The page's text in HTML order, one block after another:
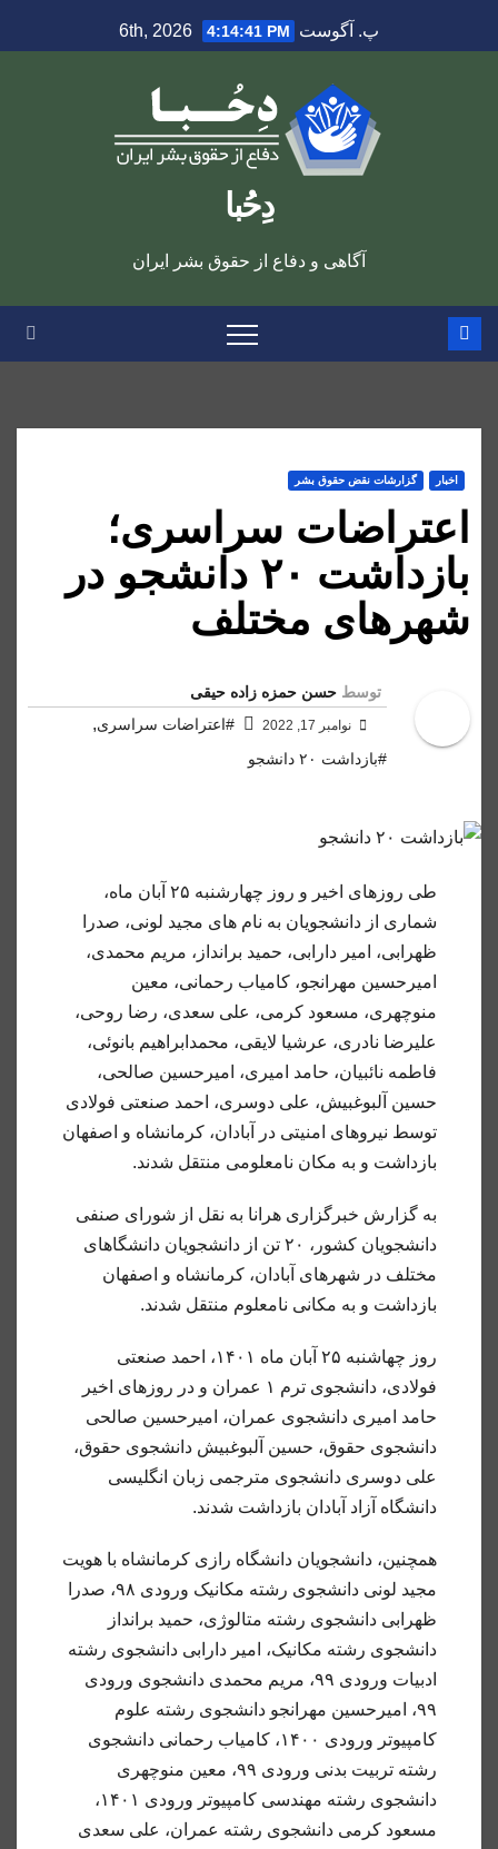
to
پ. آگوست 6th, 2026 4:14:41 PM
دِحُبا
آگاهی و دفاع از حقوق بشر ایران
اخبار گزارشات نقض حقوق بشر
اعتراضات سراسری؛
بازداشت ۲۰ دانشجو در
شهرهای مختلف
توسط حسن حمزه زاده حیقی
نوامبر 17, 2022 #اعتراضات سراسری,
#بازداشت ۲۰ دانشجو
طی روزهای اخیر و روز چهارشنبه ۲۵ آبان ماه،
شماری از دانشجویان به نام های مجید لونی، صدرا
ظهرابی، امیر دارابی، حمید برانداز، مریم محمدی،
امیرحسین مهرانجو، کامیاب رحمانی، معین
منوچهری، مسعود کرمی، علی سعدی، رضا روحی،
علیرضا نادری، عرشیا لایقی، محمدابراهیم بانوئی،
فاطمه نائبیان، حامد امیری، امیرحسین صالحی،
حسین آلبوغبیش، علی دوسری، احمد صنعتی‌ فولادی
توسط نیروهای امنیتی در آبادان، کرمانشاه و اصفهان
بازداشت و به مکان نامعلومی منتقل شدند.
به گزارش خبرگزاری هرانا به نقل از شورای صنفی
دانشجویان کشور، ۲۰ تن از دانشجویان دانشگاهای
مختلف در شهرهای آبادان، کرمانشاه و اصفهان
بازداشت و به مکانی نامعلوم منتقل شدند.
روز چهاشنبه ۲۵ آبان ماه ۱۴۰۱، احمد صنعتی‌
فولادی، دانشجوی ترم ۱ عمران و در روزهای اخیر
حامد امیری دانشجوی عمران، امیرحسین صالحی
دانشجوی حقوق، حسین آلبوغبیش دانشجوی حقوق،
علی دوسری دانشجوی مترجمی زبان انگلیسی
دانشگاه آزاد آبادان بازداشت شدند.
همچنین، دانشجویان دانشگاه رازی کرمانشاه با هویت
مجید لونی دانشجوی رشته‌ مکانیک ورودی ۹۸، صدرا
ظهرابی دانشجوی رشته‌ متالوژی، حمید برانداز
دانشجوی رشته‌ مکانیک، امیر دارابی دانشجوی رشته
ادبیات ورودی ۹۹، مریم محمدی دانشجوی ورودی
۹۹، امیرحسین مهرانجو دانشجوی رشته‌ علوم
کامپیوتر ورودی ۱۴۰۰، کامیاب رحمانی دانشجوی
رشته تربیت بدنی ورودی ۹۹، معین منوچهری
دانشجوی رشته مهندسی کامپیوتر ورودی ۱۴۰۱،
مسعود کرمی دانشجوی رشته عمران، علی سعدی